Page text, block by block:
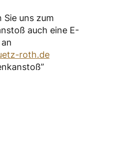
Sie uns zum
auch eine E-
roth.de